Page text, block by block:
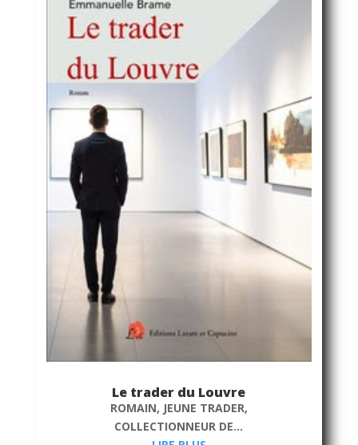
Le trader du Louvre
ROMAIN, JEUNE TRADER,
COLLECTIONNEUR DE...